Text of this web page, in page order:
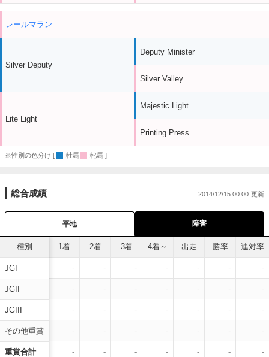
レールマラン
Silver Deputy
Lite Light
Deputy Minister
Silver Valley
Majestic Light
Printing Press
※性別の色分け [ :牡馬 :牝馬 ]
総合成績 2014/12/15 00:00
平地 障害
種別
JGI
JGII
JGIII
その他重賞
重賞合計
1着 2着 3着 4着～ 出走 勝率 連対率
- - - - - - -
- - - - - - -
- - - - - - -
- - - - - - -
- - - - - - -